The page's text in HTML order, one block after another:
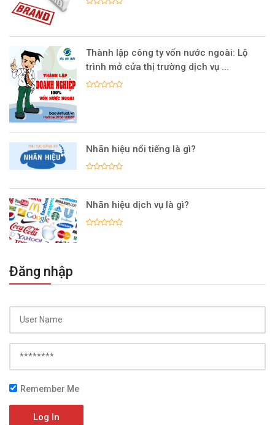
Thành lập công ty vốn nước ngoài: Lộ
trình mở cửa thị trường dịch vụ ...
Nhãn hiệu nổi tiếng là gì?
Nhãn hiệu dịch vụ là gì?
Đăng nhập
Remember Me
Log In